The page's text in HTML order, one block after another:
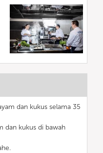
dan kukus selama 35
dan kukus di bawah